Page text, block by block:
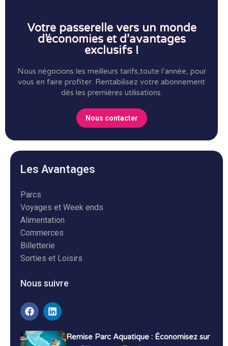
Votre passerelle vers un monde
d’économies et d’avantages
exclusifs !
Nous négocions les meilleurs tarifs,toute l’année, pour
vous en faire profiter. Rentabilisez votre abonnement
dès les premières utilisations.
Nous contacter
Les Avantages
Parcs
Voyages et Week ends
Alimentation
Commerces
Billetterie
Sorties et Loisirs
Nous suivre
Remise Parc Aquatique : Économisez sur